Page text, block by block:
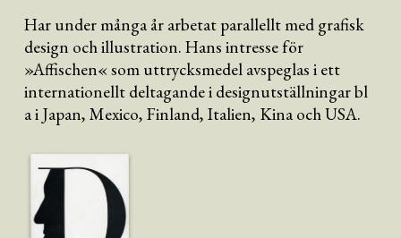
Har under många år arbetat parallellt med grafisk
design och illustration. Hans intresse för
»Affischen« som uttrycksmedel avspeglas i ett
internationellt deltagande i designutställningar bl
a i Japan, Mexico, Finland, Italien, Kina och USA.